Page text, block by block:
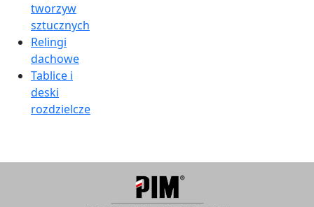
tworzyw
sztucznych
Relingi
dachowe
Tablice i
deski
rozdzielcze